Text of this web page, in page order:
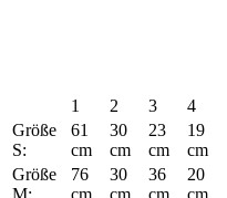
1 2 3 4
Größe
S:
61
cm
30
cm
23
cm
19
cm
Größe
76
30
36
20